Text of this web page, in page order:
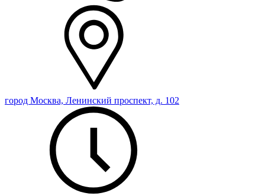
город Москва, Ленинский проспект, д. 102